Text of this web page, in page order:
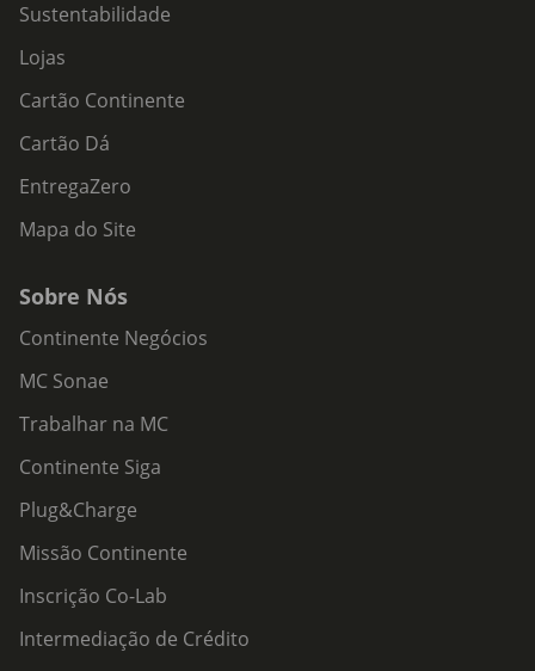
Sustentabilidade
Lojas
Cartão Continente
Cartão Dá
EntregaZero
Mapa do Site
Sobre Nós
Continente Negócios
MC Sonae
Trabalhar na MC
Continente Siga
Plug&Charge
Missão Continente
Inscrição Co-Lab
Intermediação de Crédito